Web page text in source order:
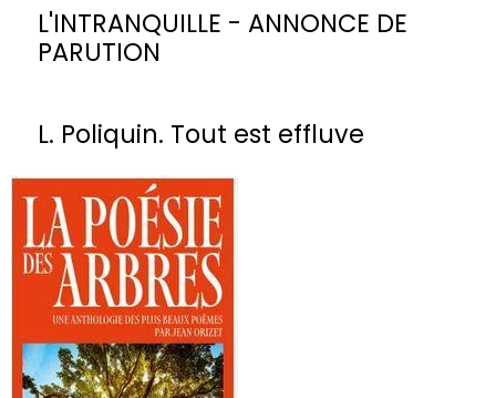
L'INTRANQUILLE - ANNONCE DE
PARUTION
L. Poliquin. Tout est effluve